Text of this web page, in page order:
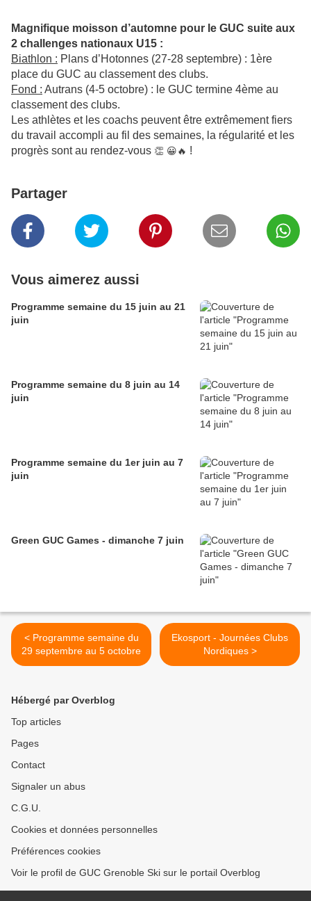
Magnifique moisson d’automne pour le GUC suite aux
2 challenges nationaux U15 :
Biathlon : Plans d’Hotonnes (27-28 septembre) : 1ère
place du GUC au classement des clubs.
Fond : Autrans (4-5 octobre) : le GUC termine 4ème au
classement des clubs.
Les athlètes et les coachs peuvent être extrêmement fiers
du travail accompli au fil des semaines, la régularité et les
progrès sont au rendez-vous 👏 😀🔥 !
Partager
Vous aimerez aussi
Programme semaine du 15 juin au 21
juin
Programme semaine du 8 juin au 14
juin
Programme semaine du 1er juin au 7
juin
Green GUC Games - dimanche 7 juin
< Programme semaine du
29 septembre au 5 octobre
Ekosport - Journées Clubs
Nordiques >
Hébergé par Overblog
Top articles
Pages
Contact
Signaler un abus
C.G.U.
Cookies et données personnelles
Préférences cookies
Voir le profil de GUC Grenoble Ski sur le portail Overblog